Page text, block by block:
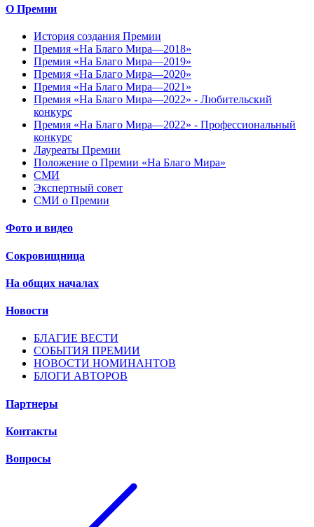
О Премии
История создания Премии
Премия «На Благо Мира—2018»
Премия «На Благо Мира—2019»
Премия «На Благо Мира—2020»
Премия «На Благо Мира—2021»
Премия «На Благо Мира—2022» - Любительский
конкурс
Премия «На Благо Мира—2022» - Профессиональный
конкурс
Лауреаты Премии
Положение о Премии «На Благо Мира»
СМИ
Экспертный совет
СМИ о Премии
Фото и видео
Сокровищница
На общих началах
Новости
БЛАГИЕ ВЕСТИ
СОБЫТИЯ ПРЕМИИ
НОВОСТИ НОМИНАНТОВ
БЛОГИ АВТОРОВ
Партнеры
Контакты
Вопросы